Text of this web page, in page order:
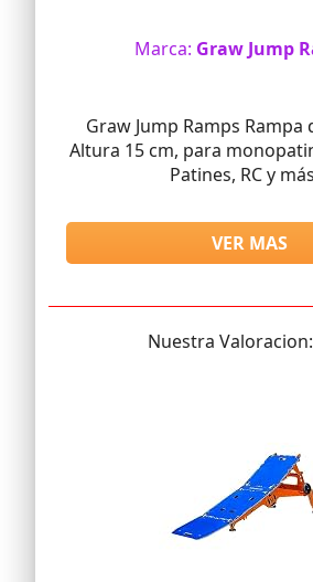
Marca: Graw Jump
Graw Jump Ramps Rampa
Altura 15 cm, para
Patines, RC y
VER MAS
Nuestra Valoracion: